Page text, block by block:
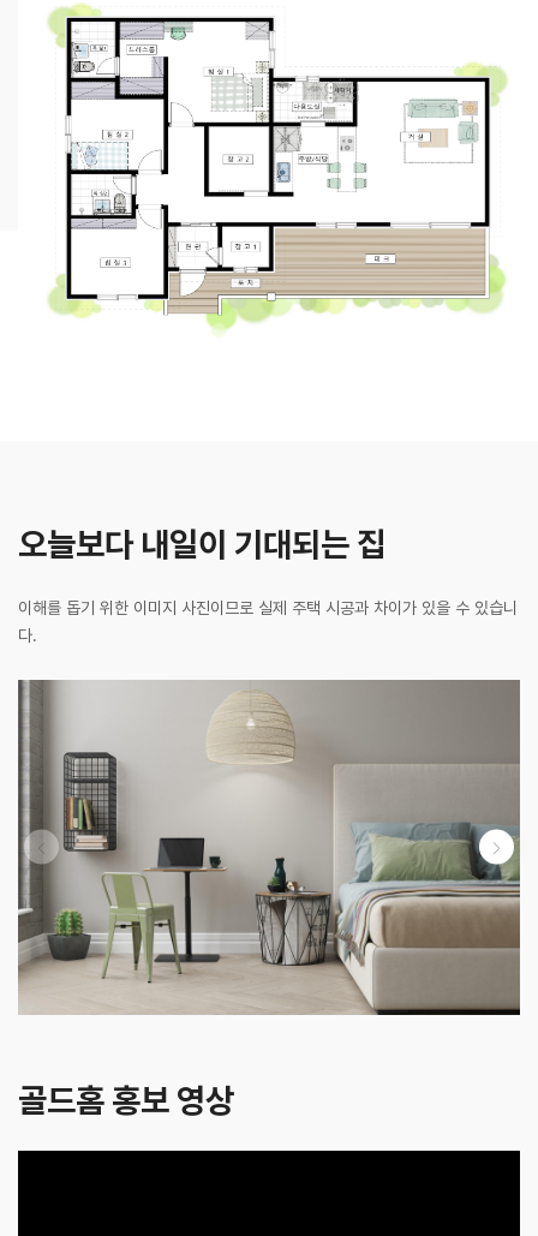
오늘보다 내일이 기대되는 집
이해를 돕기 위한 이미지 사진이므로 실제 주택 시공과 차이가 있을 수 있습니
다.
골드홈 홍보 영상